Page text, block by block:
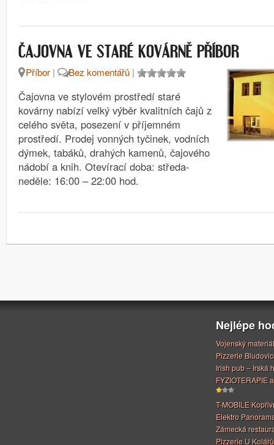
ČAJOVNA VE STARÉ KOVÁRNĚ PŘÍBOR
Příbor | Bez komentářů |
Čajovna ve stylovém prostředí staré
kovárny nabízí velký výběr kvalitních čajů z
celého světa, posezení v příjemném
prostředí. Prodej vonných tyčinek, vodních
dýmek, tabáků, drahých kamenů, čajového
nádobí a knih. Otevírací doba: středa-
neděle: 16:00 – 22:00 hod.
Nejlépe
Vojenský
Pizzerie
Irish pub – Irská
FYZIOTERAPIE
T-MOBILE
Elektro
Zámecká
Pizzerie U Kolářů